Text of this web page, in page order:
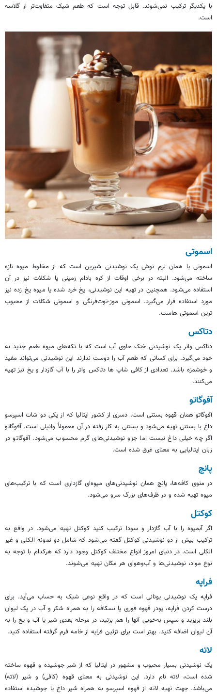
با یکدیگر ترکیب نمی‌شوند. قابل توجه است که طعم شیک متفاوت‌تر از گلاسه
است.
‌اسموتی
اسموتی یا همان نرم نوش یک نوشیدنی شیرین است که از مخلوط میوه تازه
ساخته می‌شود. البته در برخی اوقات از کره بادام زمینی یا شکلات نیز در آن
استفاده می‌شود. همچنین در تهیه این نوشیدنی، یخ خرد شده یا میوه یخ زده نیز
مورد استفاده قرار می‌گیرد. اسموتی موز-توت‌فرنگی و اسموتی شکلات از محبوب
ترین اسموتی هاست.
دتاکس
دتاکس واتر یک نوشیدنی خنک حاوی آب است که با تکه‌های میوه طعم جدید به
خود می‌گیرد. برای کسانی که طعم آب را دوست ندارند این نوشیدنی می‌تواند مفید
و خوشمزه باشد. تعدادی از کافی شاپ ها دتاکس واتر را با آب گازدار و یخ نیز تهیه
می‌کنند.
آفوگاتو
آفوگاتو همان قهوه بستنی است. دسری از کشور ایتالیا که از یکی دو شات اسپرسو
داغ با بستنی تهیه می‌شود و بستنی به کار رفته در آن معمولاً وانیلی است. آفوگاتو
اگر چه خیلی داغ نیست اما جزو نوشیدنی‌های گرم محسوب می‌شود. آفوگاتو در
زبان ایتالیایی به معنای غرق شده است.
پانچ
در منوی کافه‌ها، پانچ همان نوشیدنی‌های میوه‌ای گازداری است که با ترکیب‌های
میوه تهیه شده و در ظرف‌های بزرگ سرو می‌شود.
کوکتل
اگر آبمیوه را با آب گازدار و سودا ترکیب کنید کوکتل تهیه می‌شود. در واقع به
ترکیب بیش از دو نوشیدنی کوکتل گفته می‌شود که شامل دو نمونه الکلی و غیر
الکلی است. در دنیای امروز انواع مختلف کوکتل وجود دارد که هرکدام با توجه به
نوع مواد، نوشیدنی‌ها و آب‌وهوای هر مکان تهیه می‌شوند.
فراپه
فراپه یک نوشیدنی یونانی است که در واقع نوعی شیک به حساب می‌آید. برای
درست کردن فراپه، پودر قهوه فوری یا نسکافه را به همراه شکر و آب در یک لیوان
بلند بریزید و سپس به‌خوبی آنها را هم بزنید، در مرحله بعدی شیر یا آب و یخ را به
آن لیوان اضافه کنید. بهتر است برای تزئین فراپه از خامه فرم گرفته استفاده کنید.
لاته
یک نوشیدنی بسیار محبوب و مشهور در ایتالیا که از شیر جوشیده و قهوه ساخته
شده است، لاته نام دارد. این نوشیدنی به معنای قهوه (کافی) و شیر (لاته)
می‌باشد. جهت تهیه لاته از قهوه اسپرسو به همراه شیر داغ یا جوشیده استفاده